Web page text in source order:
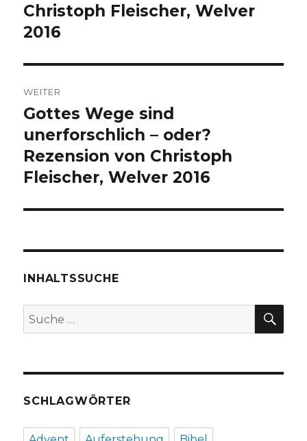
Christoph Fleischer, Welver
2016
WEITER
Nächster
Beitrag:
Gottes Wege sind
unerforschlich – oder?
Rezension von Christoph
Fleischer, Welver 2016
INHALTSSUCHE
Suche
nach:
SCHLAGWÖRTER